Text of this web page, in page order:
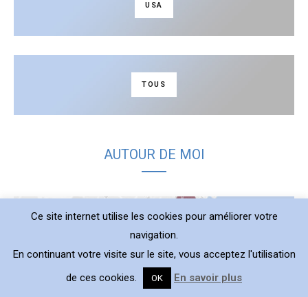
USA
TOUS
AUTOUR DE MOI
Ce site internet utilise les cookies pour améliorer votre
navigation.
En continuant votre visite sur le site, vous acceptez l'utilisation
de ces cookies.
OK En savoir plus